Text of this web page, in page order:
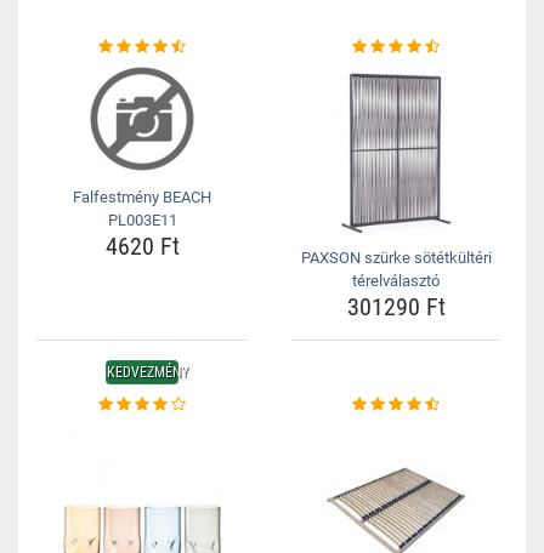
Falfestmény BEACH
PL003E11
4620 Ft
PAXSON szürke sötétkültéri
térelválasztó
301290 Ft
KEDVEZMÉNY